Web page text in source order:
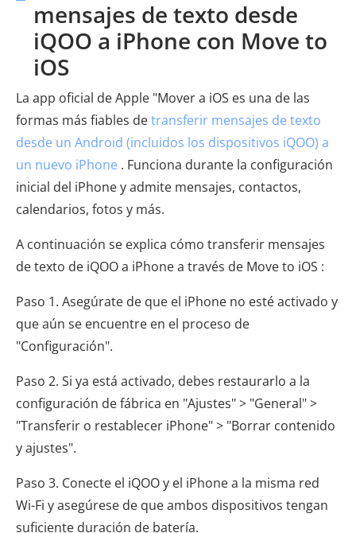
mensajes de texto desde
iQOO a iPhone con Move to
iOS
La app oficial de Apple "Mover a iOS es una de las
formas más fiables detransferir mensajes de texto
desde un Android (incluidos los dispositivos iQOO) a
un nuevo iPhone . Funciona durante la configuración
inicial del iPhone y admite mensajes, contactos,
calendarios, fotos y más.
A continuación se explica cómo transferir mensajes
de texto de iQOO a iPhone a través de Move to iOS :
Paso 1. Asegúrate de que el iPhone no esté activado y
que aún se encuentre en el proceso de
"Configuración".
Paso 2. Si ya está activado, debes restaurarlo a la
configuración de fábrica en "Ajustes" > "General" >
"Transferir o restablecer iPhone" > "Borrar contenido
y ajustes".
Paso 3. Conecte el iQOO y el iPhone a la misma red
Wi-Fi y asegúrese de que ambos dispositivos tengan
suficiente duración de batería.